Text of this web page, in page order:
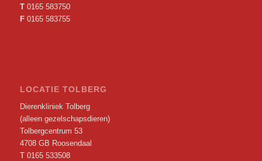
T 0165 583750
F 0165 583755
LOCATIE TOLBERG
Dierenkliniek Tolberg
(alleen gezelschapsdieren)
Tolbergcentrum 53
4708 GB Roosendaal
T 0165 533508